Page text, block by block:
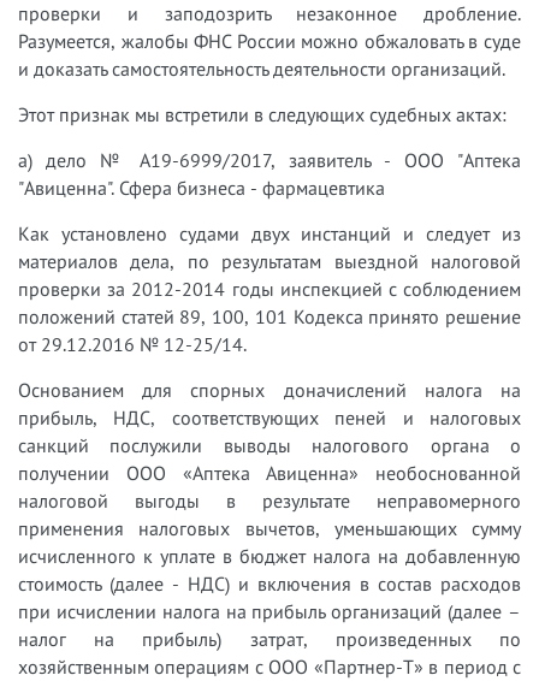
проверки и заподозрить незаконное дробление.
Разумеется, жалобы ФНС России можно обжаловать в суде
и доказать самостоятельность деятельности организаций.
Этот признак мы встретили в следующих судебных актах:
а) дело № А19-6999/2017, заявитель - ООО "Аптека
"Авиценна". Сфера бизнеса - фармацевтика
Как установлено судами двух инстанций и следует из
материалов дела, по результатам выездной налоговой
проверки за 2012-2014 годы инспекцией с соблюдением
положений статей 89, 100, 101 Кодекса принято решение
от 29.12.2016 № 12-25/14.
Основанием для спорных доначислений налога на
прибыль, НДС, соответствующих пеней и налоговых
санкций послужили выводы налогового органа о
получении ООО «Аптека Авиценна» необоснованной
налоговой выгоды в результате неправомерного
применения налоговых вычетов, уменьшающих сумму
исчисленного к уплате в бюджет налога на добавленную
стоимость (далее - НДС) и включения в состав расходов
при исчислении налога на прибыль организаций (далее –
налог на прибыль) затрат, произведенных по
хозяйственным операциям с ООО «Партнер-Т» в период с